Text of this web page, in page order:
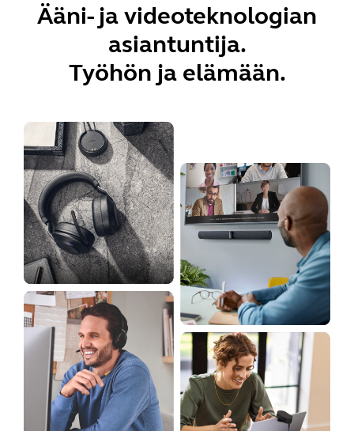
Ääni- ja videoteknologian
asiantuntija.
Työhön ja elämään.